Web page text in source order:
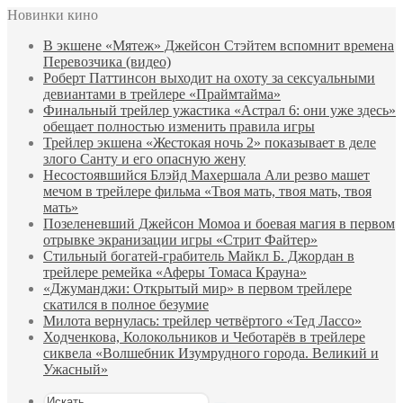
Новинки кино
В экшене «Мятеж» Джейсон Стэйтем вспомнит времена
Перевозчика (видео)
Роберт Паттинсон выходит на охоту за сексуальными
девиантами в трейлере «Праймтайма»
Финальный трейлер ужастика «Астрал 6: они уже здесь»
обещает полностью изменить правила игры
Трейлер экшена «Жестокая ночь 2» показывает в деле
злого Санту и его опасную жену
Несостоявшийся Блэйд Махершала Али резво машет
мечом в трейлере фильма «Твоя мать, твоя мать, твоя
мать»
Позеленевший Джейсон Момоа и боевая магия в первом
отрывке экранизации игры «Стрит Файтер»
Стильный богатей-грабитель Майкл Б. Джордан в
трейлере ремейка «Аферы Томаса Крауна»
«Джуманджи: Открытый мир» в первом трейлере
скатился в полное безумие
Милота вернулась: трейлер четвёртого «Тед Лассо»
Ходченкова, Колокольников и Чеботарёв в трейлере
сиквела «Волшебник Изумрудного города. Великий и
Ужасный»